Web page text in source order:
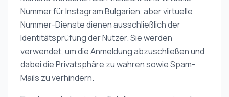
Nummer für Instagram Bulgarien, aber virtuelle
Nummer-Dienste dienen ausschließlich der
Identitätsprüfung der Nutzer. Sie werden
verwendet, um die Anmeldung abzuschließen und
dabei die Privatsphäre zu wahren sowie Spam-
Mails zu verhindern.